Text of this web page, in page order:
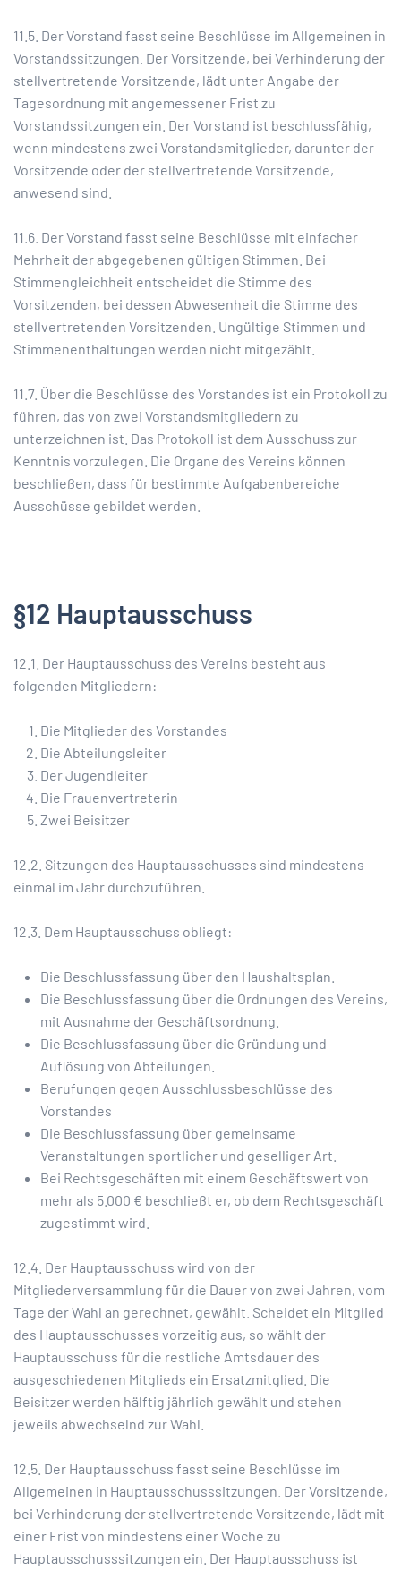
11.5. Der Vorstand fasst seine Beschlüsse im Allgemeinen in
Vorstandssitzungen. Der Vorsitzende, bei Verhinderung der
stellvertretende Vorsitzende, lädt unter Angabe der
Tagesordnung mit angemessener Frist zu
Vorstandssitzungen ein. Der Vorstand ist beschlussfähig,
wenn mindestens zwei Vorstandsmitglieder, darunter der
Vorsitzende oder der stellvertretende Vorsitzende,
anwesend sind.
11.6. Der Vorstand fasst seine Beschlüsse mit einfacher
Mehrheit der abgegebenen gültigen Stimmen. Bei
Stimmengleichheit entscheidet die Stimme des
Vorsitzenden, bei dessen Abwesenheit die Stimme des
stellvertretenden Vorsitzenden. Ungültige Stimmen und
Stimmenenthaltungen werden nicht mitgezählt.
11.7. Über die Beschlüsse des Vorstandes ist ein Protokoll zu
führen, das von zwei Vorstandsmitgliedern zu
unterzeichnen ist. Das Protokoll ist dem Ausschuss zur
Kenntnis vorzulegen. Die Organe des Vereins können
beschließen, dass für bestimmte Aufgabenbereiche
Ausschüsse gebildet werden.
§12 Hauptausschuss
12.1. Der Hauptausschuss des Vereins besteht aus
folgenden Mitgliedern:
Die Mitglieder des Vorstandes
Die Abteilungsleiter
Der Jugendleiter
Die Frauenvertreterin
Zwei Beisitzer
12.2. Sitzungen des Hauptausschusses sind mindestens
einmal im Jahr durchzuführen.
12.3. Dem Hauptausschuss obliegt:
Die Beschlussfassung über den Haushaltsplan.
Die Beschlussfassung über die Ordnungen des Vereins,
mit Ausnahme der Geschäftsordnung.
Die Beschlussfassung über die Gründung und
Auflösung von Abteilungen.
Berufungen gegen Ausschlussbeschlüsse des
Vorstandes
Die Beschlussfassung über gemeinsame
Veranstaltungen sportlicher und geselliger Art.
Bei Rechtsgeschäften mit einem Geschäftswert von
mehr als 5.000 € beschließt er, ob dem Rechtsgeschäft
zugestimmt wird.
12.4. Der Hauptausschuss wird von der
Mitgliederversammlung für die Dauer von zwei Jahren, vom
Tage der Wahl an gerechnet, gewählt. Scheidet ein Mitglied
des Hauptausschusses vorzeitig aus, so wählt der
Hauptausschuss für die restliche Amtsdauer des
ausgeschiedenen Mitglieds ein Ersatzmitglied. Die
Beisitzer werden hälftig jährlich gewählt und stehen
jeweils abwechselnd zur Wahl.
12.5. Der Hauptausschuss fasst seine Beschlüsse im
Allgemeinen in Hauptausschusssitzungen. Der Vorsitzende,
bei Verhinderung der stellvertretende Vorsitzende, lädt mit
einer Frist von mindestens einer Woche zu
Hauptausschusssitzungen ein. Der Hauptausschuss ist